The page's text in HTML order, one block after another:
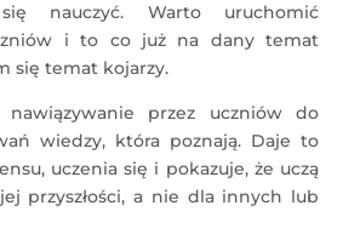
nauczyć. Warto uruchomić
i to co już na dany temat
się temat kojarzy.
przez uczniów do
wiedzy, która poznają. Daje to
uczenia się i pokazuje, że uczą
przyszłości, a nie dla innych lub